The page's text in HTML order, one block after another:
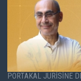
PORTAKAL JÜRİSİNE